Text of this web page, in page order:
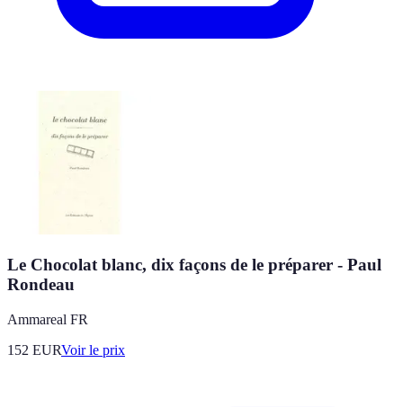
Le Chocolat blanc, dix façons de le préparer - Paul
Rondeau
Ammareal FR
152 EURVoir le prix